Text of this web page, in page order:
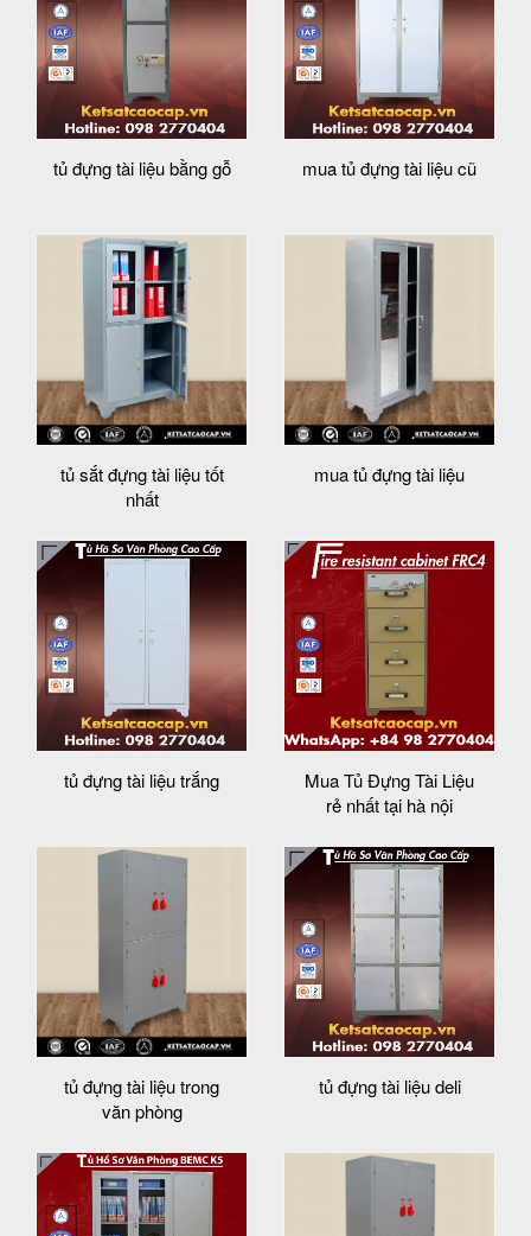
tủ đựng tài liệu bằng gỗ mua tủ đựng tài liệu cũ
tủ sắt đựng tài liệu tốt
nhất
mua tủ đựng tài liệu
tủ đựng tài liệu trắng
Mua Tủ Đựng Tài Liệu
rẻ nhất tại hà nội
tủ đựng tài liệu trong
văn phòng
tủ đựng tài liệu deli